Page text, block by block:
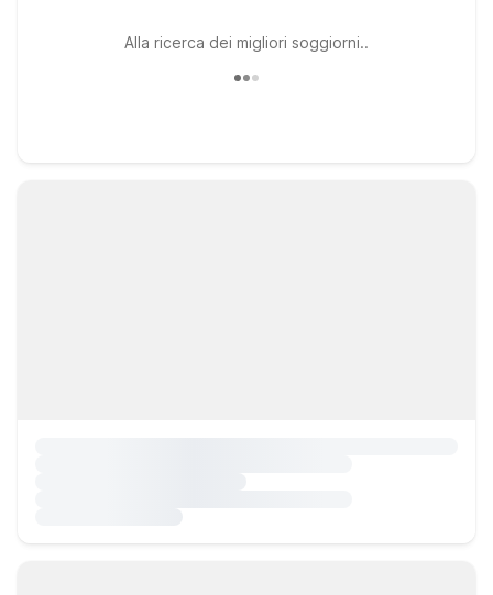
Alla ricerca dei migliori soggiorni..